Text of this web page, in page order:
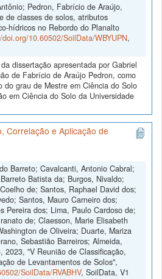
Pedron, Fabrício de Araújo,
de classes de solos, atributos
hídricos no Rebordo do Planalto
10.60502/SoilData/WBYUPN,
dissertação apresentada por Gabriel
de Fabrício de Araújo Pedron, como
do grau de Mestre em Ciência do Solo
em Ciência do Solo da Universidade
Correlação e Aplicação de
Barreto; Cavalcanti, Antonio Cabral;
Batista da; Burgos, Nivaldo;
de; Santos, Raphael David dos;
Santos, Mauro Carneiro dos;
Pereira dos; Lima, Paulo Cardoso de;
de; Claesson, Marie Elisabeth
de Oliveira; Duarte, Mariza
Sebastião Barreiros; Almeida,
2023, "V Reunião de Classificação,
de Levantamentos de Solos",
SoilData/RVABHV, SoilData, V1